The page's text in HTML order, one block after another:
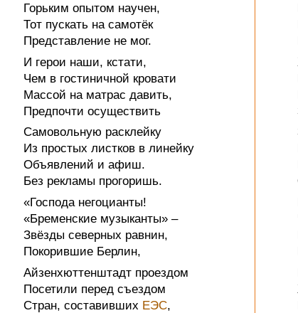
Горьким опытом научен,
Тот пускать на самотёк
Представление не мог.
И герои наши, кстати,
Чем в гостиничной кровати
Массой на матрас давить,
Предпочти осуществить
Самовольную расклейку
Из простых листков в линейку
Объявлений и афиш.
Без рекламы прогоришь.
«Господа негоцианты!
«Бременские музыканты» –
Звёзды северных равнин,
Покорившие Берлин,
Айзенхюттенштадт проездом
Посетили перед съездом
Стран, составивших ЕЭС,